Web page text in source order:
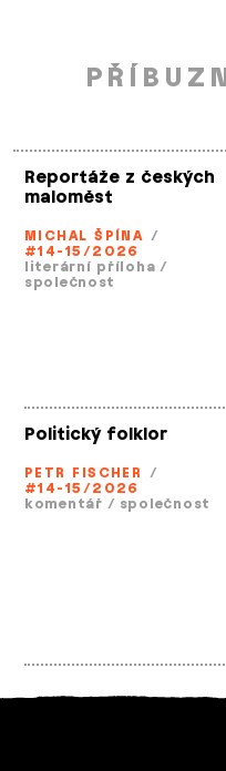
Reportáže z českých
maloměst
MICHAL ŠPÍNA /
#14-15/2026
literární příloha /
společnost
Politický folklor
PETR FISCHER /
#14-15/2026
komentář / společnost